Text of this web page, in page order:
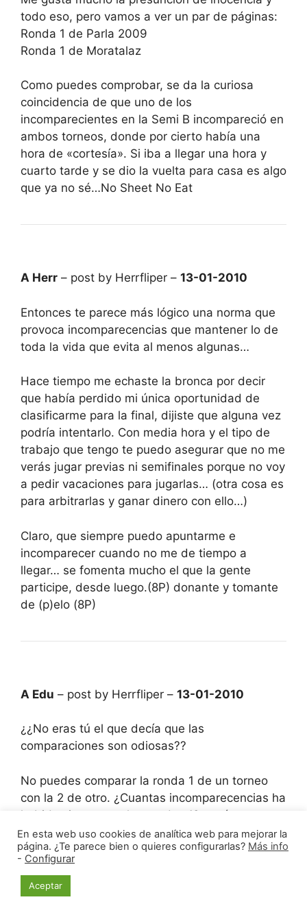
todo eso, pero vamos a ver un par de páginas:
Ronda 1 de Parla 2009
Ronda 1 de Moratalaz
Como puedes comprobar, se da la curiosa
coincidencia de que uno de los
incomparecientes en la Semi B incompareció en
ambos torneos, donde por cierto había una
hora de «cortesía». Si iba a llegar una hora y
cuarto tarde y se dio la vuelta para casa es algo
que ya no sé…No Sheet No Eat
A Herr – post by Herrfliper – 13-01-2010
Entonces te parece más lógico una norma que
provoca incomparecencias que mantener lo de
toda la vida que evita al menos algunas…
Hace tiempo me echaste la bronca por decir
que había perdido mi única oportunidad de
clasificarme para la final, dijiste que alguna vez
podría intentarlo. Con media hora y el tipo de
trabajo que tengo te puedo asegurar que no me
verás jugar previas ni semifinales porque no voy
a pedir vacaciones para jugarlas… (otra cosa es
para arbitrarlas y ganar dinero con ello…)
Claro, que siempre puedo apuntarme e
incomparecer cuando no me de tiempo a
llegar… se fomenta mucho el que la gente
participe, desde luego.(8P) donante y tomante
de (p)elo (8P)
A Edu – post by Herrfliper – 13-01-2010
¿¿No eras tú el que decía que las
comparaciones son odiosas??
No puedes comparar la ronda 1 de un torneo
con la 2 de otro. ¿Cuantas incomparecencias ha
habido siempre en las rondas 1? y más en
torneos donde puedes pagar en la misma sala
de juego… Quien ha jugado la primera ronda no
suele faltar a otra por capricho…(8P) donante y
tomante de (p)elo (8P)
En esta web uso cookies de analítica web para mejorar la
página. ¿Te parece bien o quieres configurarlas? Más info
- Configurar
Aceptar